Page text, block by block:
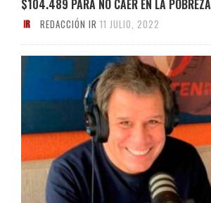
$104.489 PARA NO CAER EN LA POBREZA
REDACCIÓN IR 11 JULIO, 2022